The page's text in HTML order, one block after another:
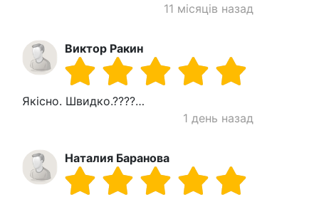
11 місяців назад
Виктор Ракин
Якісно. Швидко.????…
1 день назад
Наталия Баранова